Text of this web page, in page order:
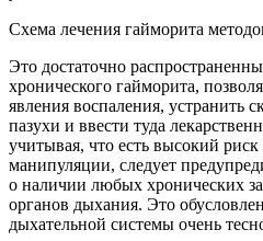
Схема лечения гайморита
Это достаточно
хронического гайморита,
явления воспаления, устранить
пазухи и ввести туда
учитывая, что есть высокий
манипуляции, следует
о наличии любых хронических
органов дыхания. Это
дыхательной системы очень